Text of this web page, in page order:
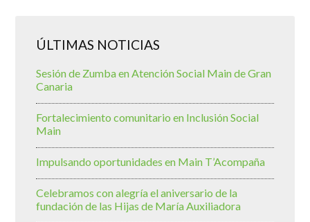
ÚLTIMAS NOTICIAS
Sesión de Zumba en Atención Social Main de Gran
Canaria
Fortalecimiento comunitario en Inclusión Social
Main
Impulsando oportunidades en Main T’Acompaña
Celebramos con alegría el aniversario de la
fundación de las Hijas de María Auxiliadora